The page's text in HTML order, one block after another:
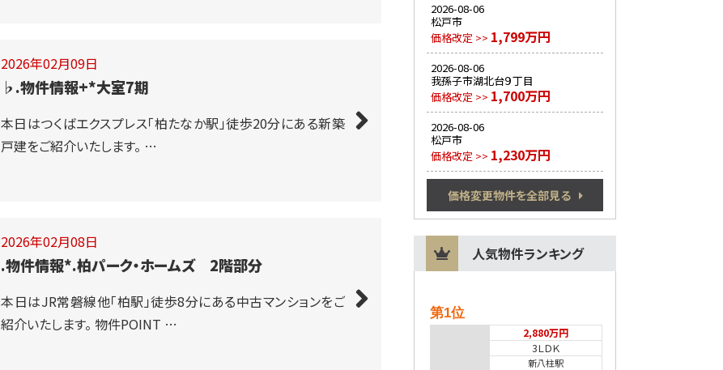
2026年02月09日
♭.物件情報+*大室7期
本日はつくばエクスプレス「柏たなか駅」徒歩20分にある新築
戸建をご紹介いたします。 …
2026年02月08日
.物件情報*.柏パーク・ホームズ 2階部分
本日はJR常磐線他「柏駅」徒歩8分にある中古マンションをご
紹介いたします。 物件POINT …
2026-08-06
松戸市
価格改定 >> 1,799万円
2026-08-06
我孫子市湖北台９丁目
価格改定 >> 1,700万円
2026-08-06
松戸市
価格改定 >> 1,230万円
価格変更物件を全部見る
人気物件ランキング
第1位
2,880万円
3ＬＤＫ
新八柱駅